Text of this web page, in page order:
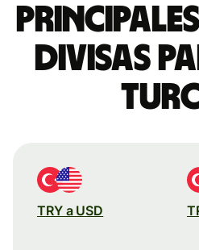
divisas
TRY a USD